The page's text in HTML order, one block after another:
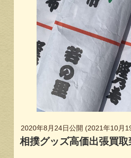
2020年8月24日公開 (2021年10月
相撲グッズ高価出張買取